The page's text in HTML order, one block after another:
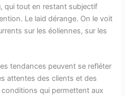
qui tout en restant subjectif
Le laid dérange. On le voit
sur les éoliennes, sur les
tendances peuvent se refléter
attentes des clients et des
qui permettent aux